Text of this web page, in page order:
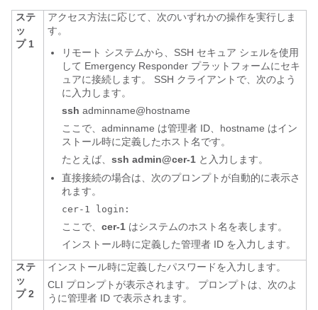
ステ
ッ
プ 1
アクセス方法に応じて、次のいずれかの操作を実行しま
す。
リモート システムから、SSH セキュア シェルを使用
して Emergency Responder プラットフォームにセキ
ュアに接続します。 SSH クライアントで、次のよう
に入力します。
ssh adminname@hostname
ここで、adminname は管理者 ID、hostname はイン
ストール時に定義したホスト名です。
たとえば、 ssh admin@cer-1 と入力します。
直接接続の場合は、次のプロンプトが自動的に表示さ
れます。
cer-1 login:
ここで、 cer-1 はシステムのホスト名を表します。
インストール時に定義した管理者 ID を入力します。
ステ
ッ
プ 2
インストール時に定義したパスワードを入力します。
CLI プロンプトが表示されます。 プロンプトは、次のよ
うに管理者 ID で表示されます。